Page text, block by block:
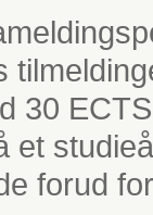
30
et
forud